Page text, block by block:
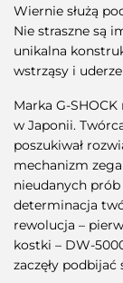
Wiernie służą
Nie straszne są
unikalna
wstrząsy i
Marka G-
w Japonii.
poszukiwał
mechanizm
nieudanych prób
determinacja
rewolucja –
kostki – DW-
zaczęły podbijać